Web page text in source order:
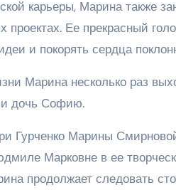
карьеры, Марина также
проектах. Ее прекрасный
и покорять сердца
Марина несколько раз
и дочь Софию.
Гурченко Марины
Марковне в ее
продолжает следовать